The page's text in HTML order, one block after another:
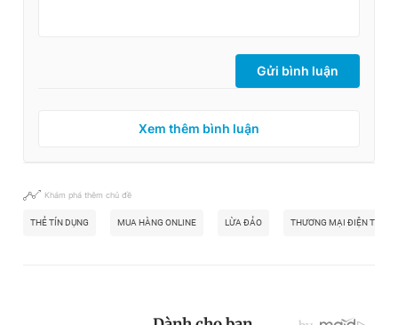
Gửi bình luận
Xem thêm bình luận
Khám phá thêm chủ đề
THẺ TÍN DỤNG MUA HÀNG ONLINE LỪA ĐẢO THƯƠNG MẠI ĐIỆN TỬ